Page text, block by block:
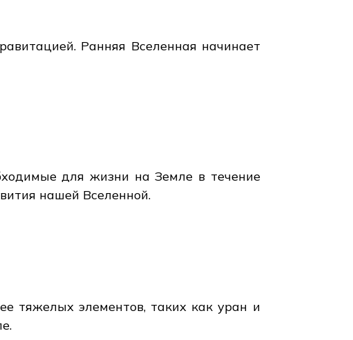
Ранняя Вселенная начинает
для жизни на Земле в течение
нашей Вселенной.
тяжелых элементов, таких как уран и